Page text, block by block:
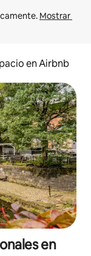
Mostrar
en Airbnb
en